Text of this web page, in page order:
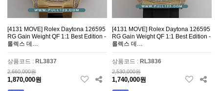
[4131 MOVE] Rolex Daytona 126595
RG Gain Weight QF 1:1 Best Edition -
롤렉스 데…
상품코드 : RL3837
2,660,000원
1,870,000원
[4131 MOVE] Rolex Daytona 126595
RG Gain Weight QF 1:1 Best Edition -
롤렉스 데…
상품코드 : RL3836
2,530,000원
1,740,000원